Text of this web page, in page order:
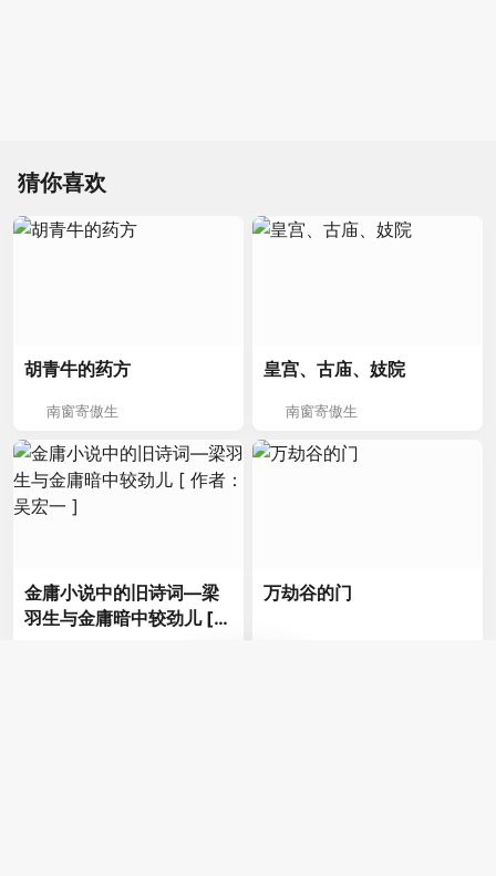
猜你喜欢
胡青牛的药方
南窗寄傲生
皇宫、古庙、妓院
南窗寄傲生
金庸小说中的旧诗词—梁
羽生与金庸暗中较劲儿 [
万劫谷的门